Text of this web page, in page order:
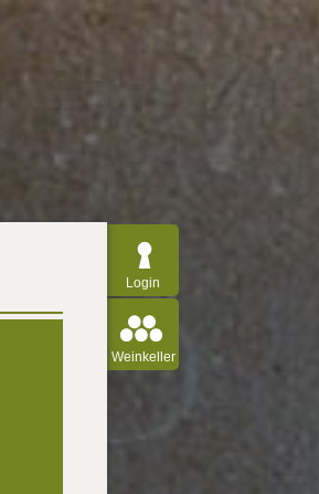
Login
Weinkeller